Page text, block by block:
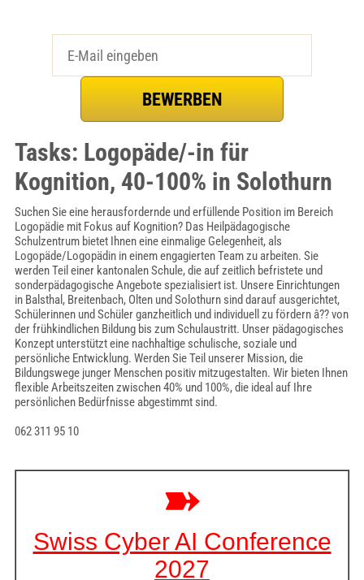
Tasks: Logopäde/-in für
Kognition, 40-100% in Solothurn
Suchen Sie eine herausfordernde und erfüllende Position im Bereich
Logopädie mit Fokus auf Kognition? Das Heilpädagogische
Schulzentrum bietet Ihnen eine einmalige Gelegenheit, als
Logopäde/Logopädin in einem engagierten Team zu arbeiten. Sie
werden Teil einer kantonalen Schule, die auf zeitlich befristete und
sonderpädagogische Angebote spezialisiert ist. Unsere Einrichtungen
in Balsthal, Breitenbach, Olten und Solothurn sind darauf ausgerichtet,
Schülerinnen und Schüler ganzheitlich und individuell zu fördern â?? von
der frühkindlichen Bildung bis zum Schulaustritt. Unser pädagogisches
Konzept unterstützt eine nachhaltige schulische, soziale und
persönliche Entwicklung. Werden Sie Teil unserer Mission, die
Bildungswege junger Menschen positiv mitzugestalten. Wir bieten Ihnen
flexible Arbeitszeiten zwischen 40% und 100%, die ideal auf Ihre
persönlichen Bedürfnisse abgestimmt sind.
062 311 95 10